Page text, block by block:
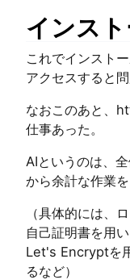
インス
これでインスト
アクセスすると
なおこのあと、
仕事あった。
AIというのは、
から余計な作業
（具体的には、
自己証明書を用
Let's Encryptを
るなど）